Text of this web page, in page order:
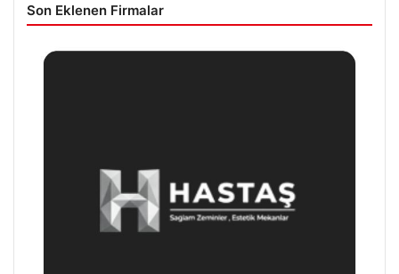
Son Eklenen Firmalar